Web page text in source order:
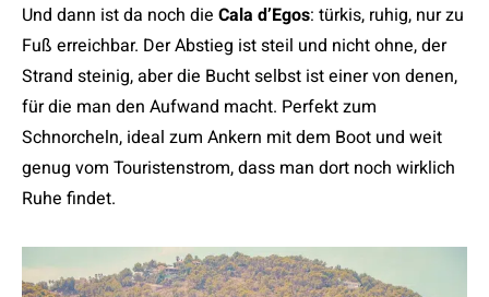
Und dann ist da noch die Cala d’Egos: türkis, ruhig, nur zu
Fuß erreichbar. Der Abstieg ist steil und nicht ohne, der
Strand steinig, aber die Bucht selbst ist einer von denen,
für die man den Aufwand macht. Perfekt zum
Schnorcheln, ideal zum Ankern mit dem Boot und weit
genug vom Touristenstrom, dass man dort noch wirklich
Ruhe findet.